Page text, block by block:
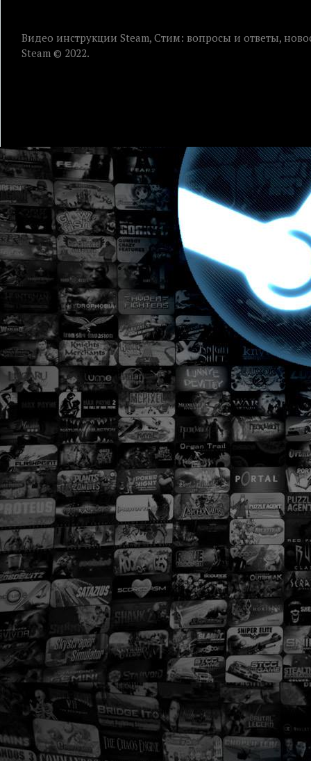
Видео инструкции Steam, Стим: вопросы и ответы,
Steam © 2022.